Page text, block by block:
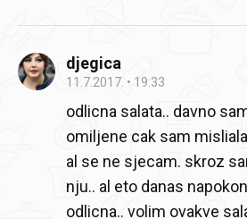
djegica
11.7.2017. 19:33
odlicna salata.. davno
omiljene cak sam
al se ne sjecam. skroz
nju.. al eto danas
odlicna.. volim ovakve